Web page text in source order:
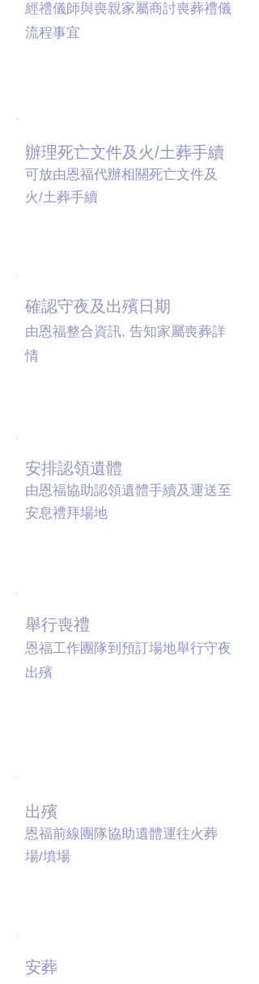
經禮儀師與喪親家屬商討喪葬禮儀
流程事宜
辦理死亡文件及火/土葬手續
可放由恩福代辦相關死亡文件及
火/土葬手續
確認守夜及出殯日期
由恩福整合資訊, 告知家屬喪葬詳
情
安排認領遺體
由恩福協助認領遺體手續及運送至
安息禮拜場地
舉行喪禮
恩福工作團隊到預訂場地舉行守夜
出殯
出殯
恩福前線團隊協助遺體運往火葬
場/墳場
安葬